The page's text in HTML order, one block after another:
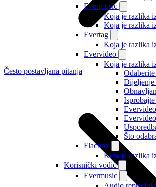
Evermusic
Koja je razlika
Koja je razlika
Evertag
Koja je razlika
Evervideo
Koja je razlika
Dijeljenje
Što
Flacbox
Koja je razlika
Korisnički vodič
Evermusic
Često postavljana pitanja